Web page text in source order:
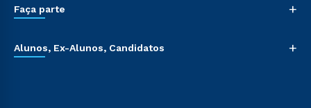
Faça parte +
Alunos, Ex-Alunos, Candidatos +